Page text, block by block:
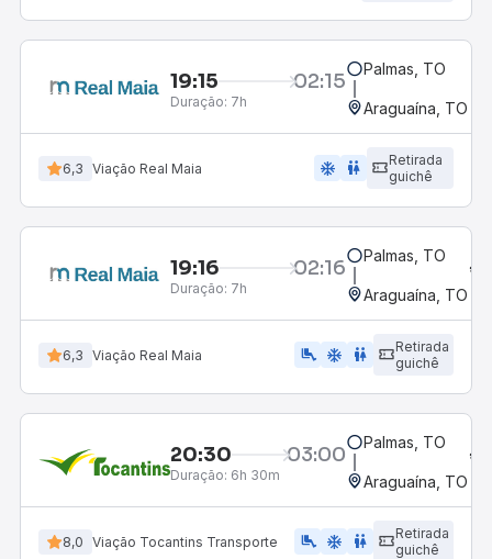
19:15 02:15
Duração: 7h
Palmas, TO
Araguaína, TO
6,3 Viação Real Maia ac_unit wc
Retirada
guichê
19:16 02:16
Duração: 7h
Palmas, TO
Araguaína, TO
6,3 Viação Real Maia airline_seat_legroom_extra ac_unit wc
Retirada
guichê
20:30 03:00
Duração: 6h 30m
Palmas, TO
Araguaína, TO
8,0 Viação Tocantins Transporte airline_seat_legroom_extra ac_unit wc
Retirada
guichê